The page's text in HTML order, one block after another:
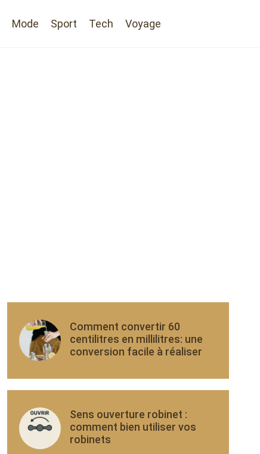
Mode Sport Tech Voyage
Comment convertir 60
centilitres en millilitres: une
conversion facile à réaliser
Sens ouverture robinet :
comment bien utiliser vos
robinets